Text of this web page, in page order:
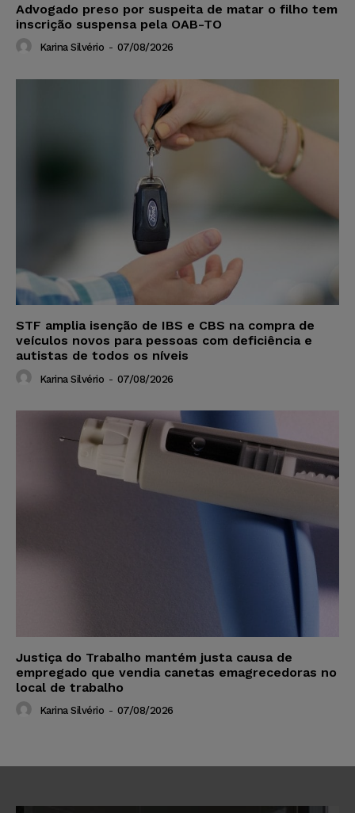
Advogado preso por suspeita de matar o filho tem
inscrição suspensa pela OAB-TO
Karina Silvério - 07/08/2026
STF amplia isenção de IBS e CBS na compra de
veículos novos para pessoas com deficiência e
autistas de todos os níveis
Karina Silvério - 07/08/2026
Justiça do Trabalho mantém justa causa de
empregado que vendia canetas emagrecedoras no
local de trabalho
Karina Silvério - 07/08/2026